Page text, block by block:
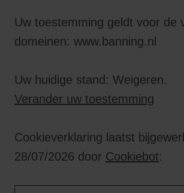
Uw toestemming geldt voor de
domeinen: www.banning.nl
Uw huidige stand: Weigeren.
Verander uw toestemming
Cookieverklaring laatst
28/07/2026 door Cookiebot: